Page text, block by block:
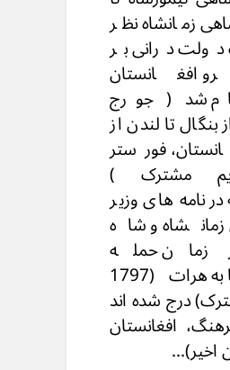
زمانشاه نظر
درانی بر
افغانستان
شد ( جورج
بنگال تا لندن از
فورستر
مشترک )
نامه های وزیر
و شاه
زمان حمله
ایرانیها به هرات (1797
درج شده اند
افغانستان
اخیر)...